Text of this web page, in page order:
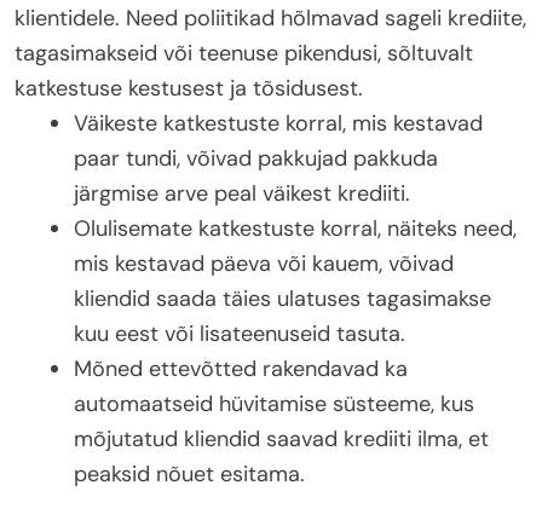
klientidele. Need poliitikad hõlmavad sageli krediite,
tagasimakseid või teenuse pikendusi, sõltuvalt
katkestuse kestusest ja tõsidusest.
Väikeste katkestuste korral, mis kestavad
paar tundi, võivad pakkujad pakkuda
järgmise arve peal väikest krediiti.
Olulisemate katkestuste korral, näiteks need,
mis kestavad päeva või kauem, võivad
kliendid saada täies ulatuses tagasimakse
kuu eest või lisateenuseid tasuta.
Mõned ettevõtted rakendavad ka
automaatseid hüvitamise süsteeme, kus
mõjutatud kliendid saavad krediiti ilma, et
peaksid nõuet esitama.